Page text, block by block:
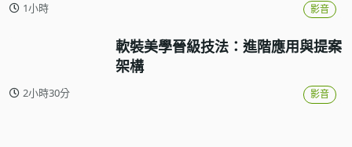
1小時 影音
軟裝美學晉級技法：進階應用與提案
架構
2小時30分 影音